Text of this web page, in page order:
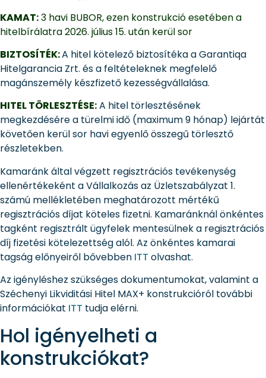
KAMAT:3 havi BUBOR, ezen konstrukció esetében a
hitelbírálatra 2026. július 15. után kerül sor
BIZTOSÍTÉK:A hitel kötelező biztosítéka a Garantiqa
Hitelgarancia Zrt. és a feltételeknek megfelelő
magánszemély készfizető kezességvállalása.
HITEL TÖRLESZTÉSE:A hitel törlesztésének
megkezdésére a türelmi idő (maximum 9 hónap) lejártát
követően kerül sor havi egyenlő összegű törlesztő
részletekben.
Kamaránk által végzett regisztrációs tevékenység
ellenértékeként a Vállalkozás az Üzletszabályzat 1.
számú mellékletében meghatározott mértékű
regisztrációs díjat köteles fizetni. Kamaránknál önkéntes
tagként regisztrált ügyfelek mentesülnek a regisztrációs
díj fizetési kötelezettség alól. Az önkéntes kamarai
tagság előnyeiről bővebben ITT olvashat.
Az igényléshez szükséges dokumentumokat, valamint a
Széchenyi Likviditási Hitel MAX+ konstrukcióról további
információkat ITT tudja elérni.
Hol igényelheti a
konstrukciókat?